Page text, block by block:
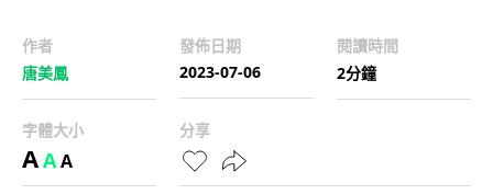
作者
唐美鳳
發佈日期
2023-07-06
閱讀時間
2分鐘
字體大小
AAA
分享